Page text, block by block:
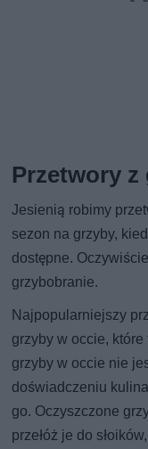
Przetwory
Jesienią robimy
sezon na grzyby,
dostępne.
grzybobranie.
Najpopularniejszy
grzyby w occie,
grzyby w occie nie
doświadczeniu
go. Oczyszczone
przełóż je do